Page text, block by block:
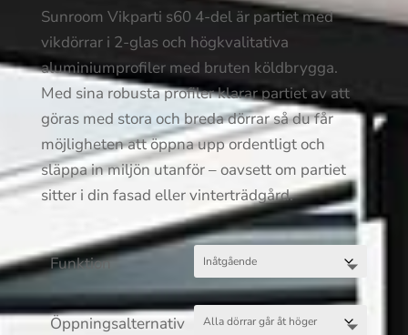
Sunroom Vikparti s60 4-del är partiet med
vikdörrar i 2-glas och högkvalitativa
aluminiumprofiler med bruten köldbrygga.
Med sina robusta profiler klarar partiet av att
göras med stora och breda dörrar så du får
möjligheten att öppna upp ordentligt och
släppa in miljön utanför – oavsett om partiet
sitter i din fasad eller vinterträdgård.
Funktion
Öppningsalternativ